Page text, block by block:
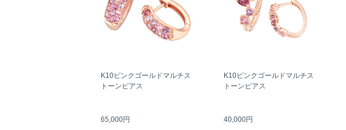
K10ピンクゴールドマルチス
トーンピアス
65,000円
K10ピンクゴールドマルチス
トーンピアス
40,000円